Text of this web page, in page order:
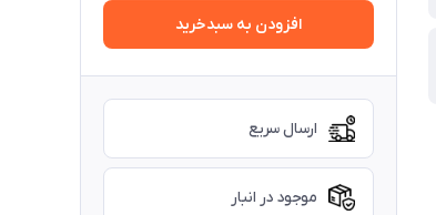
افزودن به سبدخرید
ارسال سریع
موجود در انبار